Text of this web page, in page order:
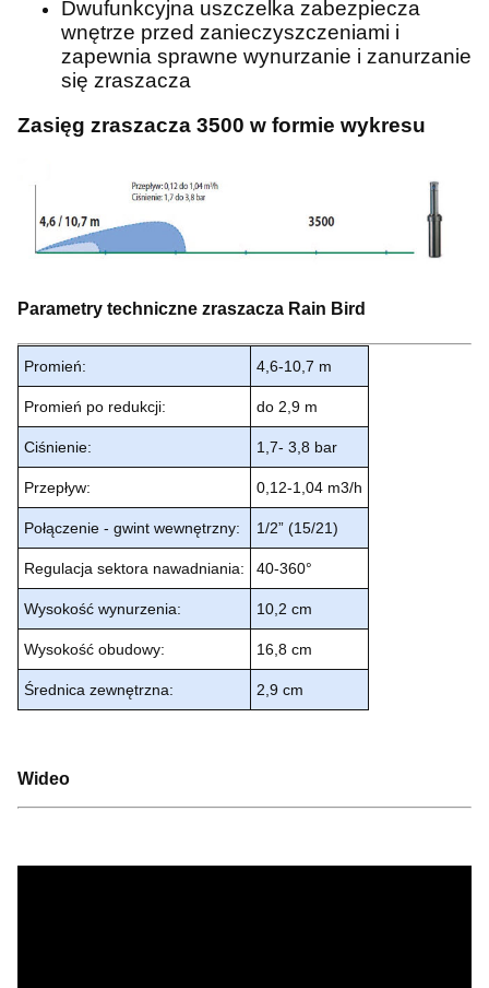
Dwufunkcyjna uszczelka zabezpiecza
wnętrze przed zanieczyszczeniami i
zapewnia sprawne wynurzanie i zanurzanie
się zraszacza
Zasięg zraszacza 3500 w formie wykresu
Parametry techniczne zraszacza Rain Bird
Promień: 4,6-10,7 m
Promień po redukcji: do 2,9 m
Ciśnienie: 1,7- 3,8 bar
Przepływ: 0,12-1,04 m3/h
Połączenie - gwint wewnętrzny: 1/2” (15/21)
Regulacja sektora nawadniania: 40-360°
Wysokość wynurzenia: 10,2 cm
Wysokość obudowy: 16,8 cm
Średnica zewnętrzna: 2,9 cm
Wideo